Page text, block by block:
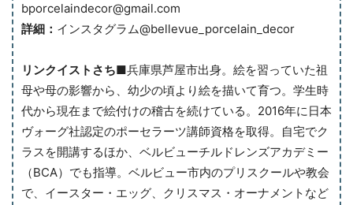
bporcelaindecor@gmail.com
詳細： インスタグラム@bellevue_porcelain_decor
リンクイストさち■兵庫県芦屋市出身。絵を習っていた祖
母や母の影響から、幼少の頃より絵を描いて育つ。学生時
代から現在まで絵付けの稽古を続けている。2016年に日本
ヴォーグ社認定のポーセラーツ講師資格を取得。自宅でク
ラスを開講するほか、ベルビューチルドレンズアカデミー
（BCA）でも指導。ベルビュー市内のプリスクールや教会
で、イースター・エッグ、クリスマス・オーナメントなど